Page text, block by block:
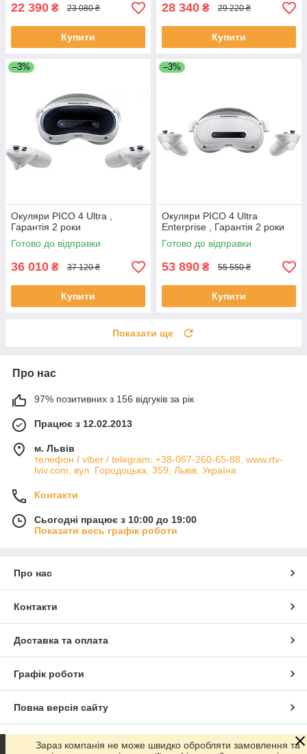
22 390 ₴ 23 080 ₴
Купити
28 340 ₴ 29 220 ₴
Купити
–3%
Окуляри PICO 4 Ultra ,
Гарантія 2 роки
Готово до відправки
36 010 ₴ 37 120 ₴
Купити
–3%
Окуляри PICO 4 Ultra
Enterprise , Гарантія 2 роки
Готово до відправки
53 890 ₴ 55 550 ₴
Купити
Показати ще
Про нас
97% позитивних з 156 відгуків за рік
Працює з 12.02.2013
м. Львів
телефон / viber / telegram: +38-067-260-65-88, www.rtv-
lviv.com, вул. Городоцька, 359, Львів, Україна
Контакти
Сьогодні працює з 10:00 до 19:00
Показати весь графік роботи
Про нас
Контакти
Доставка та оплата
Графік роботи
Повна версія сайту
Сайт створено на маркетплейсіProm.ua
Зараз компанія не може швидко обробляти замовлення та